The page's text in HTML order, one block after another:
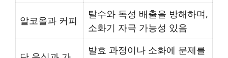
알코올과 커피
탈수와 독성 배출을 방해하며,
소화기 자극 가능성 있음
발효 과정이나 소화에 문제를